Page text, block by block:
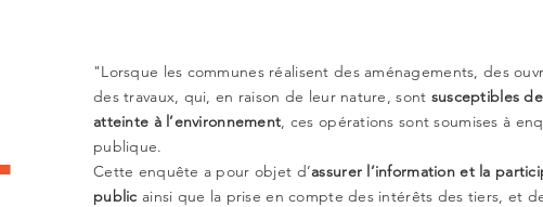
.
"Lorsque les communes réalisent des aménagements, des
des travaux, qui, en raison de leur nature, sont susceptibles
atteinte à l’environnement, ces opérations sont soumises à
publique.
Cette enquête a pour objet d’assurer l’information et la
public ainsi que la prise en compte des intérêts des tiers, et